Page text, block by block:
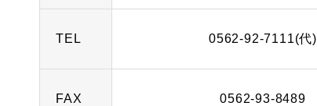
TEL 0562-92-7111(代)
FAX 0562-93-8489